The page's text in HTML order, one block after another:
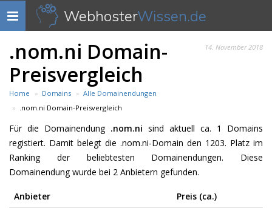
Navigation
anzeigen
WebhosterWissen.de
14. November 2018
.nom.ni Domain-
Preisvergleich
Home Domains
Alle Domainendungen
.nom.ni Domain-Preisvergleich
Für die Domainendung .nom.ni sind aktuell ca. 1 Domains
registiert. Damit belegt die .nom.ni-Domain den 1203. Platz im
Ranking der beliebtesten Domainendungen. Diese
Domainendung wurde bei 2 Anbietern gefunden.
Anbieter
Preis (ca.)